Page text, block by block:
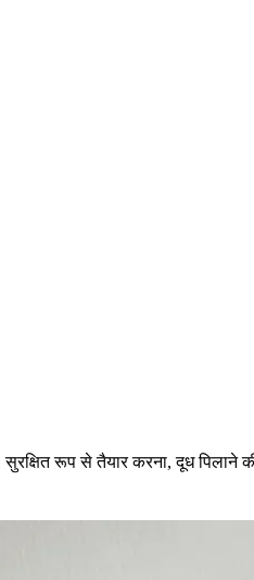
रूप से तैयार करना, दूध